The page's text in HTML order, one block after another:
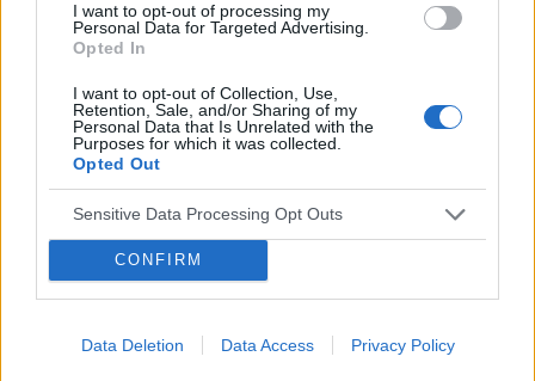
I want to opt-out of processing my
Personal Data for Targeted Advertising.
Opted In
I want to opt-out of Collection, Use,
Retention, Sale, and/or Sharing of my
Personal Data that Is Unrelated with the
Purposes for which it was collected.
Opted Out
Sensitive Data Processing Opt Outs
CONFIRM
Data Deletion Data Access Privacy Policy